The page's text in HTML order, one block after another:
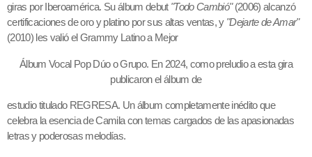
giras por Iberoamérica. Su álbum debut"Todo Cambió"(2006) alcanzó
certificaciones de oro y platino por sus altas ventas, y"Dejarte de Amar"
(2010) les valió el Grammy Latino a Mejor
Álbum Vocal Pop Dúo o Grupo. En 2024, como preludio a esta gira
publicaron el álbum de
estudio titulado REGRESA. Un álbum completamente inédito que
celebra la esencia de Camila con temas cargados de las apasionadas
letras y poderosas melodías.